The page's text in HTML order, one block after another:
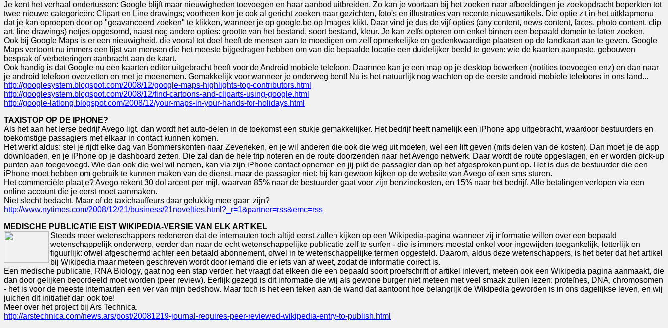
Je kent het verhaal ondertussen: Google blijft maar nieuwigheden toevoegen en haar aanbod uitbreiden. Zo kan je voortaan bij het zoeken naar afbeeldingen je zoekopdracht beperkten tot
twee nieuwe categorieën: Clipart en Line drawings; voorheen kon je ook al gericht zoeken naar gezichten, foto's en illustraties van recente nieuwsartikels. Die optie zit in het uitklapmenu
dat je kan oproepen door op "geavanceerd zoeken" te klikken, wanneer je op google.be op Images klikt. Daar vind je dus de vijf opties (any content, news content, faces, photo content, clip
art, line drawings) netjes opgesomd, naast nog andere opties: grootte van het bestand, soort bestand, kleur. Je kan zelfs opteren om enkel binnen een bepaald domein te laten zoeken.
Ook bij Google Maps is er een nieuwigheid, die vooral tot doel heeft de mensen aan te moedigen om zelf opmerkelijke en gedenkwaardige plaatsen op de landkaart aan te geven. Google
Maps vertoont nu immers een lijst van mensen die het meeste bijgedragen hebben om van die bepaalde locatie een duidelijker beeld te geven: wie de kaarten aanpaste, gebouwen
besprak of verbeteringen aanbracht aan de kaart.
Ook handig is dat Google nu een kaarten editor uitgebracht heeft voor de Android mobiele telefoon. Daarmee kan je een map op je desktop bewerken (notities toevoegen enz) en dan naar
je android telefoon overzetten en met je meenemen. Gemakkelijk voor wanneer je onderweg bent! Nu is het natuurlijk nog wachten op de eerste android mobiele telefoons in ons land...
http://googlesystem.blogspot.com/2008/12/google-maps-highlights-top-contributors.html
http://googlesystem.blogspot.com/2008/12/find-cartoons-and-cliparts-using-google.html
http://google-latlong.blogspot.com/2008/12/your-maps-in-your-hands-for-holidays.html
TAXISTOP OP DE IPHONE?
Als het aan het Ierse bedrijf Avego ligt, dan wordt het auto-delen in de toekomst een stukje gemakkelijker. Het bedrijf heeft namelijk een iPhone app uitgebracht, waardoor bestuurders en
toekomstige passagiers met elkaar in contact kunnen komen.
Het werkt aldus: stel je rijdt elke dag van Bommerskonten naar Zeveneken, en je wil anderen die ook die weg uit moeten, wel een lift geven (mits delen van de kosten). Dan moet je de app
downloaden, en je iPhone op je dashboard zetten. Die zal dan de hele trip noteren en de route doorzenden naar het Avengo netwerk. Daar wordt de route opgeslagen, en er worden pick-up
punten aan toegevoegd. Wie dan ook die wel wil nemen, kan via zijn iPhone contact opnemen en jij pikt de passagier dan op het afgesproken punt op. Het is dus de bestuurder die een
iPhone moet hebben om gebruik te kunnen maken van de dienst, maar de passagier niet: hij kan gewoon kijken op de website van Avego of een sms sturen.
Het commerciële plaatje? Avego rekent 30 dollarcent per mijl, waarvan 85% naar de bestuurder gaat voor zijn benzinekosten, en 15% naar het bedrijf. Alle betalingen verlopen via een
online account die je eerst moet aanmaken.
Niet slecht bedacht. Maar of de taxichauffeurs daar gelukkig mee gaan zijn?
http://www.nytimes.com/2008/12/21/business/21novelties.html?_r=1&partner=rss&emc=rss
MEDISCHE PUBLICATIE EIST WIKIPEDIA-VERSIE VAN ELK ARTIKEL
Steeds meer wetenschappers redeneren dat de internauten toch altijd eerst zullen kijken op een Wikipedia-pagina wanneer zij informatie willen over een bepaald
wetenschappelijk onderwerp, eerder dan naar de echt wetenschappelijke publicatie zelf te surfen - die is immers meestal enkel voor ingewijden toegankelijk, letterlijk en
figuurlijk: ofwel afgeschermd achter een betaald abonnement, ofwel in te wetenschappelijke termen opgesteld. Daarom, aldus deze wetenschappers, is het beter dat het artikel
bij Wikipedia maar meteen geschreven wordt door iemand die er iets van af weet, zodat de informatie correct is.
Een medische publicatie, RNA Biology, gaat nog een stap verder: het vraagt dat elkeen die een bepaald soort proefschrift of artikel inlevert, meteen ook een Wikipedia pagina aanmaakt, die
dan door gelijken beoordeeld moet worden (peer review). Eerlijk gezegd is dit informatie die wij als gewone burger niet meteen met veel smaak zullen lezen: proteïnes, DNA, chromosomen
- het is voor de meeste internauten een ver van mijn bedshow. Maar toch is het een teken aan de wand dat aantoont hoe belangrijk de Wikipedia geworden is in ons dagelijkse leven, en wij
juichen dit initiatief dan ook toe!
Meer over het project bij Ars Technica.
http://arstechnica.com/news.ars/post/20081219-journal-requires-peer-reviewed-wikipedia-entry-to-publish.html